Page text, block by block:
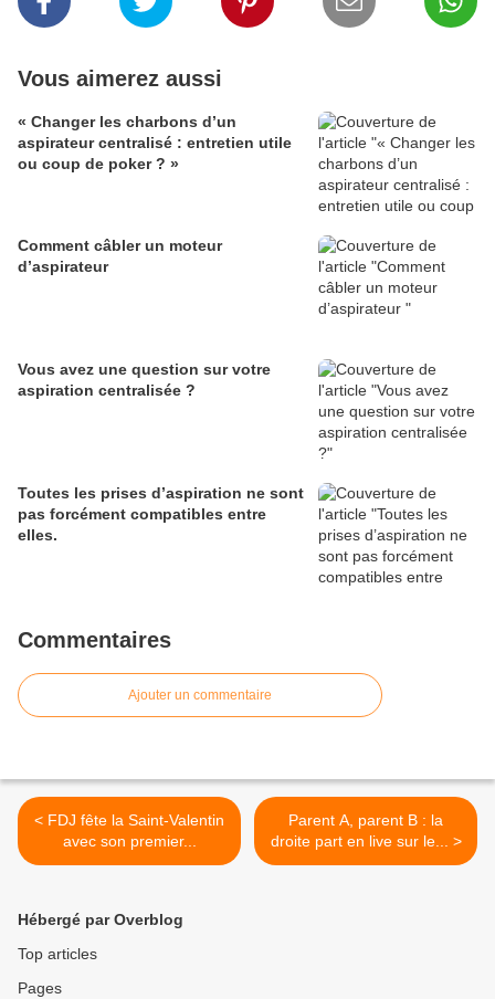
Vous aimerez aussi
« Changer les charbons d’un
aspirateur centralisé : entretien utile
ou coup de poker ? »
Comment câbler un moteur
d’aspirateur
Vous avez une question sur votre
aspiration centralisée ?
Toutes les prises d’aspiration ne sont
pas forcément compatibles entre
elles.
Commentaires
Ajouter un commentaire
< FDJ fête la Saint-Valentin
avec son premier...
Parent A, parent B : la
droite part en live sur le... >
Hébergé par Overblog
Top articles
Pages